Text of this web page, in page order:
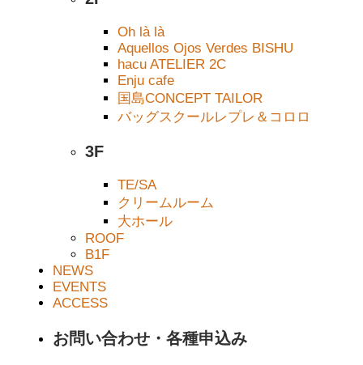
Oh là là
Aquellos Ojos Verdes BISHU
hacu ATELIER 2C
Enju cafe
国島CONCEPT TAILOR
バッグスクールレプレ＆コロロ
3F
TE/SA
クリームルーム
大ホール
ROOF
B1F
NEWS
EVENTS
ACCESS
お問い合わせ・各種申込み
ピンク・プロジェクト2026